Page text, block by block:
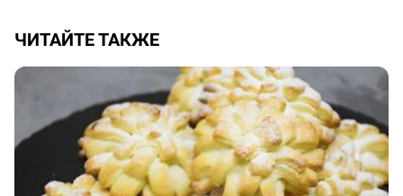
ЧИТАЙТЕ ТАКЖЕ